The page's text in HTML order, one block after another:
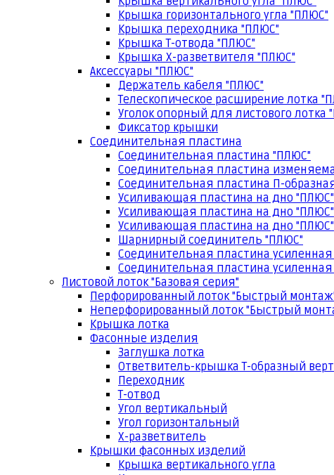
Крышка горизонтального угла "ПЛЮС"
Крышка переходника "ПЛЮС"
Крышка Т-отвода "ПЛЮС"
Крышка Х-разветвителя "ПЛЮС"
Аксессуары "ПЛЮС"
Держатель кабеля "ПЛЮС"
Телескопическое расширение лотка
Уголок опорный для листового лотка
Фиксатор крышки
Соединительная пластина
Соединительная пластина "ПЛЮС"
Соединительная пластина
Соединительная пластина П-
Усиливающая пластина на дно "ПЛЮС"
Усиливающая пластина на дно "ПЛЮС"
Усиливающая пластина на дно "ПЛЮС"
Шарнирный соединитель "ПЛЮС"
Соединительная пластина
Соединительная пластина
Листовой лоток "Базовая серия"
Перфорированный лоток "Быстрый
Неперфорированный лоток "Быстрый
Крышка лотка
Фасонные изделия
Заглушка лотка
Ответвитель-крышка Т-образный
Переходник
Т-отвод
Угол вертикальный
Угол горизонтальный
Х-разветвитель
Крышки фасонных изделий
Крышка вертикального угла